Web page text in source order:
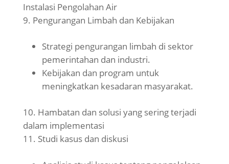
Instalasi Pengolahan Air
Pengurangan Limbah dan Kebijakan
Strategi pengurangan limbah di sektor
pemerintahan dan industri.
Kebijakan dan program untuk
meningkatkan kesadaran masyarakat.
Hambatan dan solusi yang sering terjadi
dalam implementasi
Studi kasus dan diskusi